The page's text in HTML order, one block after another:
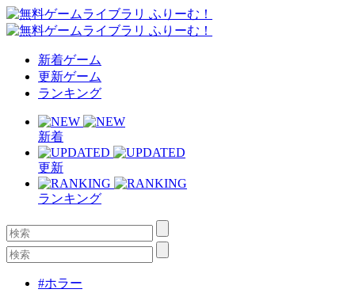
新着ゲーム
更新ゲーム
ランキング
新着
更新
ランキング
#ホラー